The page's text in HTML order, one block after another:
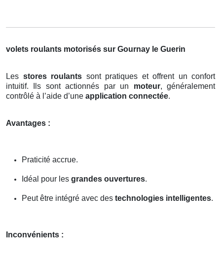
volets roulants motorisés sur Gournay le Guerin
Les stores roulants sont pratiques et offrent un confort
intuitif. Ils sont actionnés par un moteur, généralement
contrôlé à l’aide d’une application connectée.
Avantages :
Praticité accrue.
Idéal pour les grandes ouvertures.
Peut être intégré avec des technologies intelligentes.
Inconvénients :